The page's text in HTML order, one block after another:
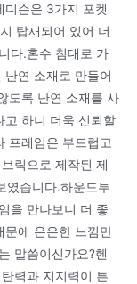
디슨은 3가지 포켓
탑재되어 있어 더
다.혼수 침대로 가
연 소재로 만들어
도록 난연 소재를 사
고 하니 더욱 신뢰할
프레임은 부드럽고
릭으로 제작된 제
였습니다.하운드투
을 만나보니 더 좋
문에 은은한 느낌만
말씀이신가요?헨
력과 지지력이 튼